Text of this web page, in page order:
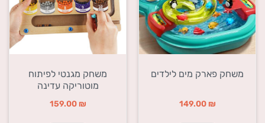
משחק פארק מים לילדים
149.00 ₪
משחק מגנטי לפיתוח
מוטוריקה עדינה
159.00 ₪